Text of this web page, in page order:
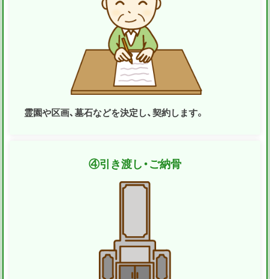
霊園や区画、墓石などを決定し、契約します。
④引き渡し・ご納骨